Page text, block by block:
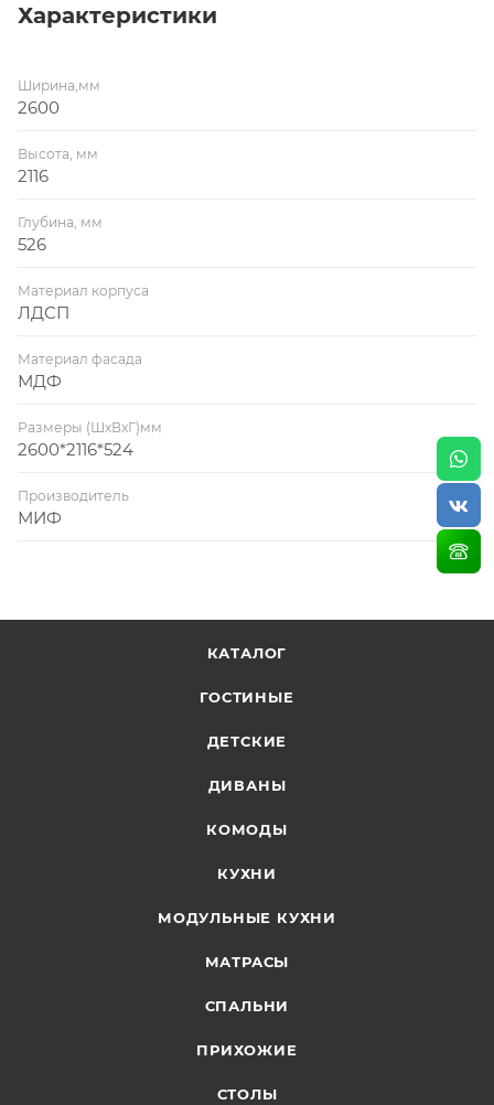
Характеристики
Ширина,мм
2600
Высота, мм
2116
Глубина, мм
526
Материал корпуса
ЛДСП
Материал фасада
МДФ
Размеры (ШхВхГ)мм
2600*2116*524
Производитель
МИФ
КАТАЛОГ
ГОСТИНЫЕ
ДЕТСКИЕ
ДИВАНЫ
КОМОДЫ
КУХНИ
МОДУЛЬНЫЕ КУХНИ
МАТРАСЫ
СПАЛЬНИ
ПРИХОЖИЕ
СТОЛЫ